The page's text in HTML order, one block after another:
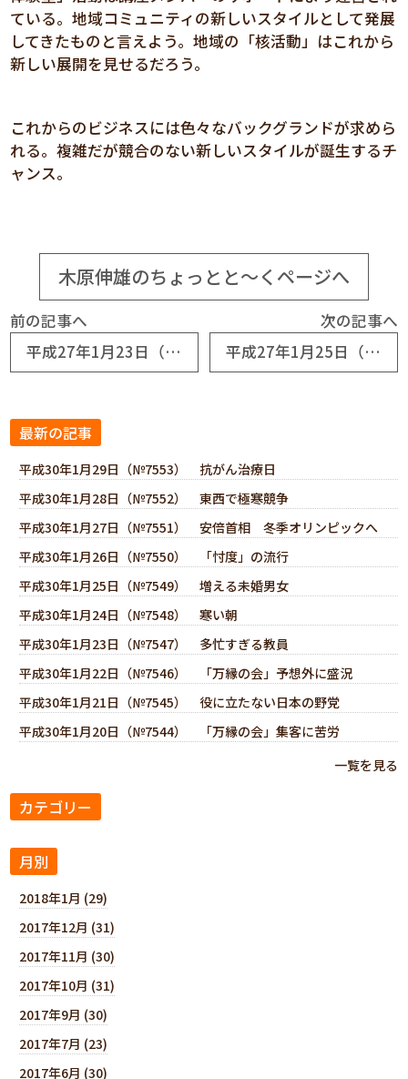
ている。地域コミュニティの新しいスタイルとして発展
してきたものと言えよう。地域の「核活動」はこれから
新しい展開を見せるだろう。
これからのビジネスには色々なバックグランドが求めら
れる。複雑だが競合のない新しいスタイルが誕生するチ
ャンス。
木原伸雄のちょっとと～くページへ
前の記事へ
平成27年1月23日（№6609） 消える過疎の明かり
次の記事へ
平成27年1月25日（№6611） 地方創生に逆行
最新の記事
平成30年1月29日（№7553） 抗がん治療日
平成30年1月28日（№7552） 東西で極寒競争
平成30年1月27日（№7551） 安倍首相 冬季オリンピックへ
平成30年1月26日（№7550） 「忖度」の流行
平成30年1月25日（№7549） 増える未婚男女
平成30年1月24日（№7548） 寒い朝
平成30年1月23日（№7547） 多忙すぎる教員
平成30年1月22日（№7546） 「万縁の会」予想外に盛況
平成30年1月21日（№7545） 役に立たない日本の野党
平成30年1月20日（№7544） 「万縁の会」集客に苦労
一覧を見る
カテゴリー
月別
2018年1月 (29)
2017年12月 (31)
2017年11月 (30)
2017年10月 (31)
2017年9月 (30)
2017年7月 (23)
2017年6月 (30)